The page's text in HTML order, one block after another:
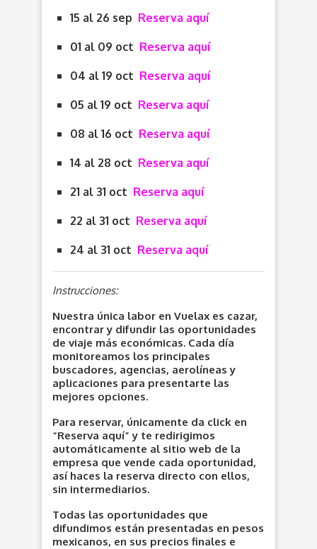
15 al 26 sep Reserva aquí
01 al 09 oct Reserva aquí
04 al 19 oct Reserva aquí
05 al 19 oct Reserva aquí
08 al 16 oct Reserva aquí
14 al 28 oct Reserva aquí
21 al 31 oct Reserva aquí
22 al 31 oct Reserva aquí
24 al 31 oct Reserva aquí
Instrucciones:
Nuestra única labor en Vuelax es cazar,
encontrar y difundir las oportunidades
de viaje más económicas. Cada día
monitoreamos los principales
buscadores, agencias, aerolíneas y
aplicaciones para presentarte las
mejores opciones.
Para reservar, únicamente da click en
“Reserva aquí” y te redirigimos
automáticamente al sitio web de la
empresa que vende cada oportunidad,
así haces la reserva directo con ellos,
sin intermediarios.
Todas las oportunidades que
difundimos están presentadas en pesos
mexicanos, en sus precios finales e